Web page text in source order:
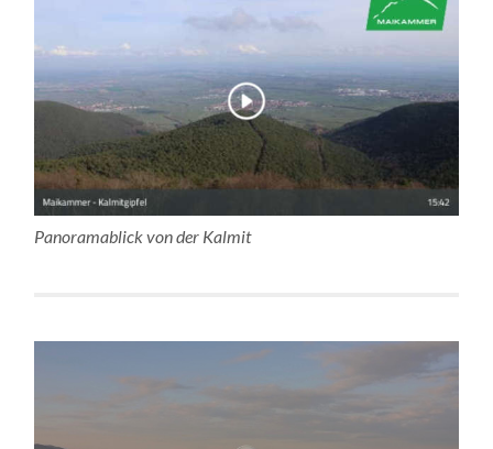
Panoramablick von der Kalmit